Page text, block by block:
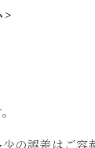
>